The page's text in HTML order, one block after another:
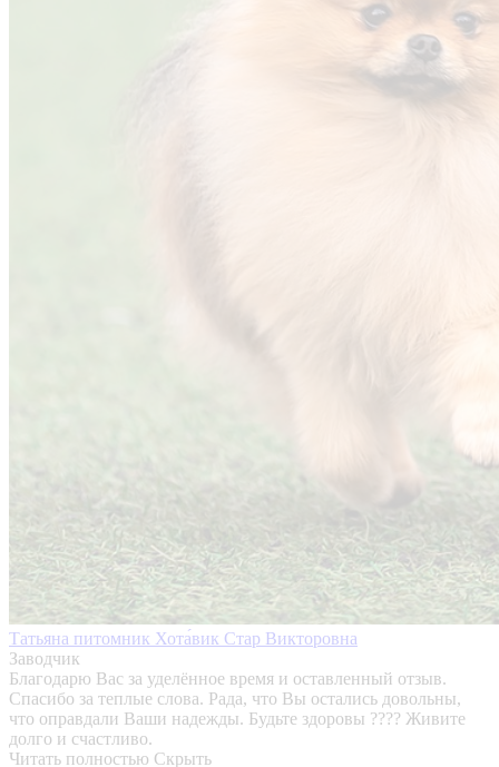
Татьяна питомник Хота́вик Стар Викторовна
Заводчик
Благодарю Вас за уделённое время и оставленный отзыв.
Спасибо за теплые слова. Рада, что Вы остались довольны,
что оправдали Ваши надежды. Будьте здоровы ???? Живите
долго и счастливо.
Читать полностью Скрыть